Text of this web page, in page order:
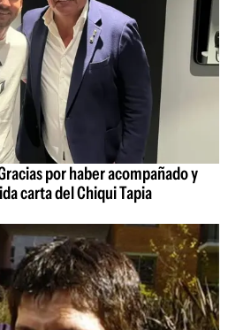
por haber acompañado y
carta del Chiqui Tapia